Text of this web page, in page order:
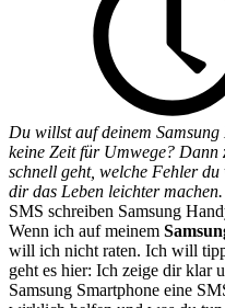
Du willst auf deinem
keine Zeit für Umwege? Dann
schnell geht, welche Fehler
dir das Leben leichter machen.
SMS schreiben Samsung
Wenn ich auf meinem
will ich nicht raten. Ich will
geht es hier: Ich zeige dir klar
Samsung Smartphone eine